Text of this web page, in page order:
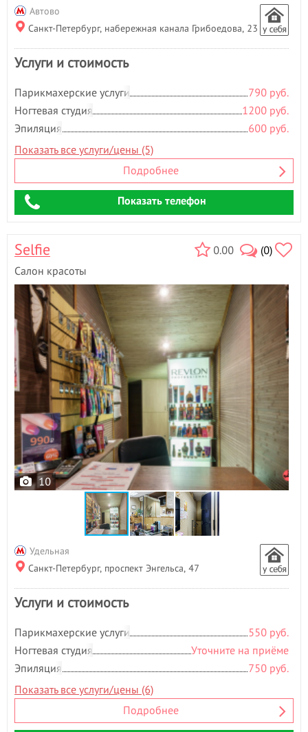
Автово
Санкт-Петербург, набережная канала Грибоедова, 23
Услуги и стоимость
Парикмахерские услуги
790 руб.
Ногтевая студия
1200 руб.
Эпиляция
600 руб.
Показать все услуги/цены (5)
Подробнее
Показать телефон
0.00 (0)
Selfie
Салон красоты
10
Удельная
Санкт-Петербург, проспект Энгельса, 47
Услуги и стоимость
Парикмахерские услуги
550 руб.
Ногтевая студия
Уточните на приёме
Эпиляция
750 руб.
Показать все услуги/цены (6)
Подробнее